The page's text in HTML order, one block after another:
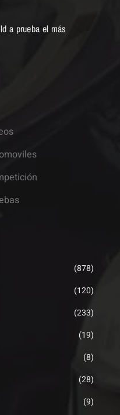
a prueba el más
(878)
(120)
(233)
(19)
(8)
(28)
(9)